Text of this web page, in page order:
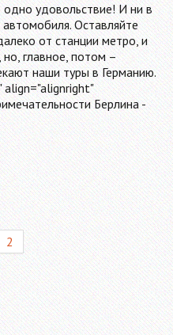
удовольствие! И ни в
Оставляйте
от станции метро, и
главное, потом –
наши туры в Германию.
Берлина -
2